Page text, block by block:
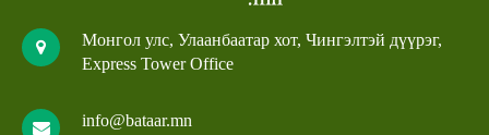
Монгол улс, Улаанбаатар хот, Чингэлтэй дүүрэг,
Express Tower Office
info@bataar.mn